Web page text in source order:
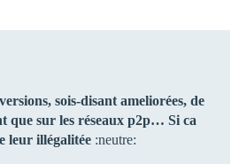
sois-disant ameliorées, de
que sur les réseaux p2p… Si ca
leur illégalitée :neutre: